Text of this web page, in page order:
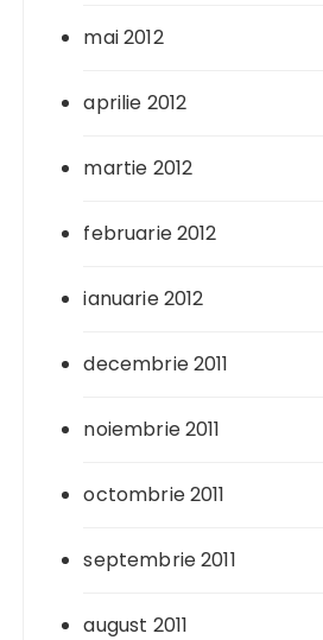
mai 2012
aprilie 2012
martie 2012
februarie 2012
ianuarie 2012
decembrie 2011
noiembrie 2011
octombrie 2011
septembrie 2011
august 2011